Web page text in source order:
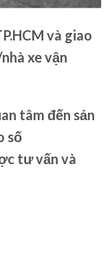
và giao
xe vận
tâm đến sản
số
tư vấn và